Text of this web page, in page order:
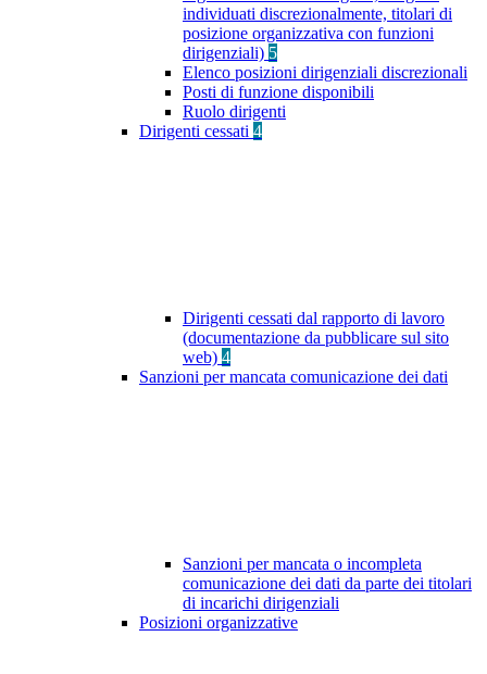
individuati discrezionalmente, titolari di
posizione organizzativa con funzioni
dirigenziali) 5
Elenco posizioni dirigenziali discrezionali
Posti di funzione disponibili
Ruolo dirigenti
Dirigenti cessati 4
Dirigenti cessati dal rapporto di lavoro
(documentazione da pubblicare sul sito
web) 4
Sanzioni per mancata comunicazione dei dati
Sanzioni per mancata o incompleta
comunicazione dei dati da parte dei titolari
di incarichi dirigenziali
Posizioni organizzative